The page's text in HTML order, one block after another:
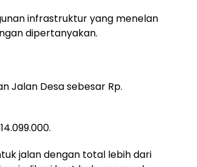
infrastruktur yang menelan
dipertanyakan.
Jalan Desa sebesar Rp.
jalan dengan total lebih dari